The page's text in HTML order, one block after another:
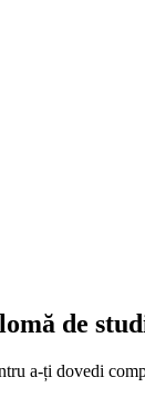
de
a-ți dovedi